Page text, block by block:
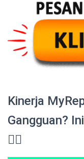
Kinerja
Gangguan?
😮‍💨